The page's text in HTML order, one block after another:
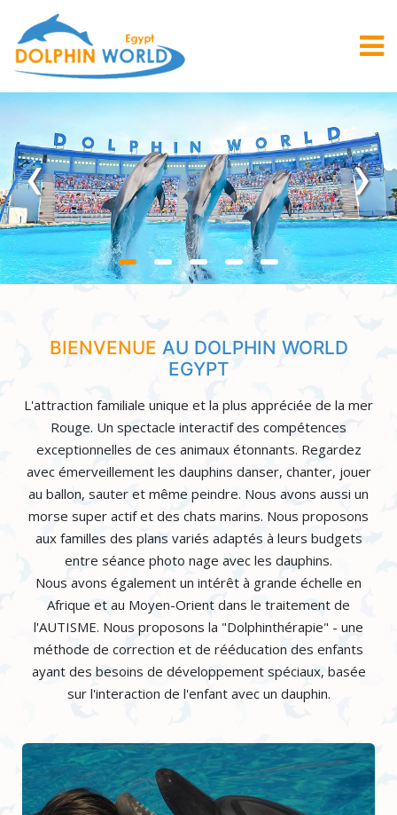
‹ ›
BIENVENUE AU DOLPHIN WORLD
EGYPT
L'attraction familiale unique et la plus appréciée de la mer
Rouge. Un spectacle interactif des compétences
exceptionnelles de ces animaux étonnants. Regardez
avec émerveillement les dauphins danser, chanter, jouer
au ballon, sauter et même peindre. Nous avons aussi un
morse super actif et des chats marins. Nous proposons
aux familles des plans variés adaptés à leurs budgets
entre séance photo nage avec les dauphins.
Nous avons également un intérêt à grande échelle en
Afrique et au Moyen-Orient dans le traitement de
l'AUTISME. Nous proposons la "Dolphinthérapie" - une
méthode de correction et de rééducation des enfants
ayant des besoins de développement spéciaux, basée
sur l'interaction de l'enfant avec un dauphin.